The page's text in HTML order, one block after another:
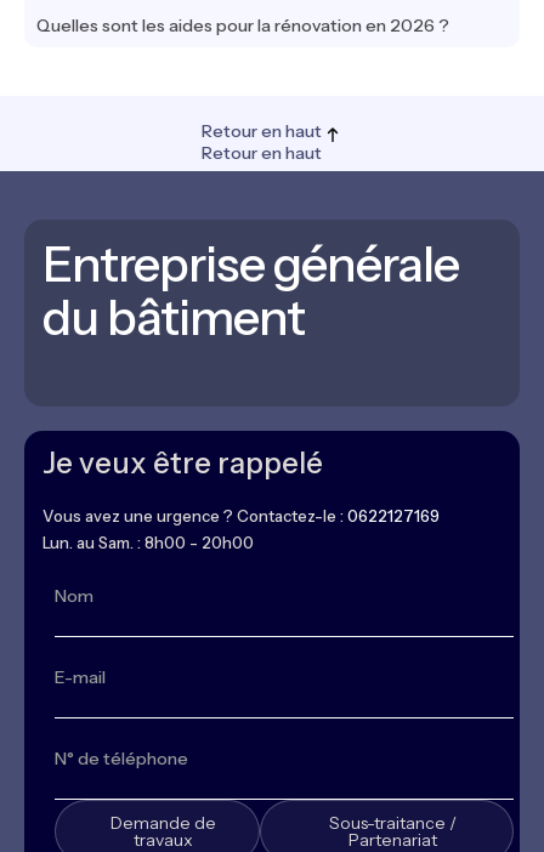
Quelles sont les aides pour la rénovation en 2026 ?
Retour en haut
Retour en haut
Entreprise générale
du bâtiment
Je veux être rappelé
Vous avez une urgence ? Contactez-le : 0622127169
Lun. au Sam. : 8h00 - 20h00
Demande de
travaux
Sous-traitance /
Partenariat